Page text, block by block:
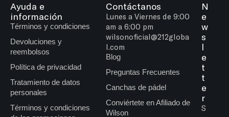
Ayuda e
información
Términos y condiciones
Devoluciones y
reembolsos
Política de privacidad
Tratamiento de datos
personales
Términos y condiciones
Contáctanos
Lunes a Viernes de 9:00
am a 6:00 pm
wilsonoficial@212globa
l.com
Blog
Preguntas Frecuentes
Canchas de pádel
Conviértete en Afiliado de
Wilson
N
e
w
s
l
e
t
t
e
r
S